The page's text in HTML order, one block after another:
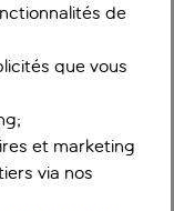
de
que vous
et marketing
via nos